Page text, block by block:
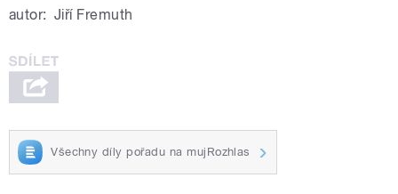
autor: Jiří Fremuth
Všechny díly pořadu na mujRozhlas